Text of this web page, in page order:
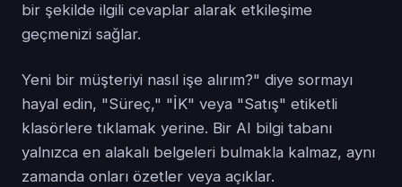
bir şekilde ilgili cevaplar alarak etkileşime
geçmenizi sağlar.
Yeni bir müşteriyi nasıl işe alırım?" diye sormayı
hayal edin, "Süreç," "İK" veya "Satış" etiketli
klasörlere tıklamak yerine. Bir AI bilgi tabanı
yalnızca en alakalı belgeleri bulmakla kalmaz, aynı
zamanda onları özetler veya açıklar.